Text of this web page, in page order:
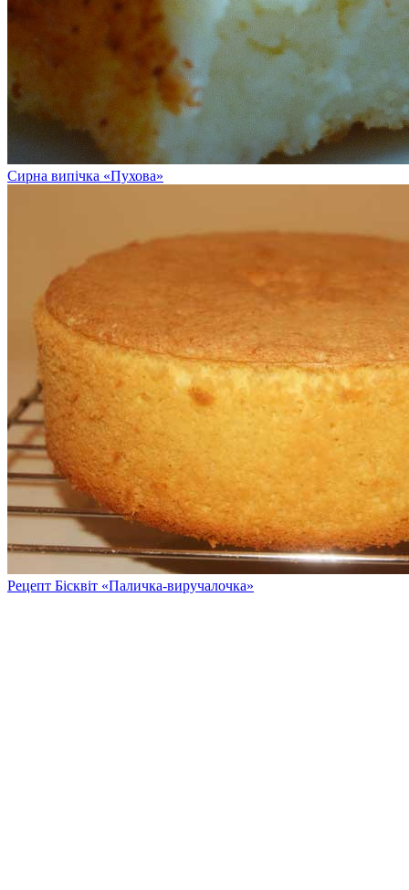
Сирна випічка «Пухова»
Рецепт Бісквіт «Паличка-виручалочка»